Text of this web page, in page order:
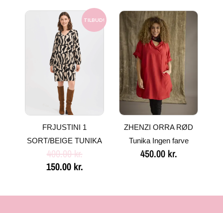
TILBUD!
FRJUSTINI 1
SORT/BEIGE TUNIKA
400.00kr.
Den
oprindelige
pris
var:
400.00 kr..
150.00 kr.
Den
aktuelle
pris
ZHENZI ORRA RØD
Tunika Ingen farve
450.00 kr.